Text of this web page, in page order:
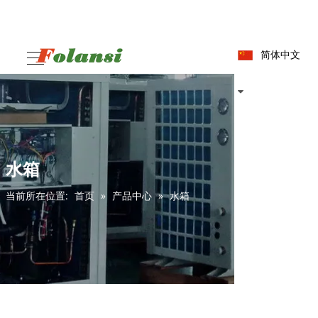
简体中文
水箱
当前所在位置: 首页 » 产品中心 » 水箱